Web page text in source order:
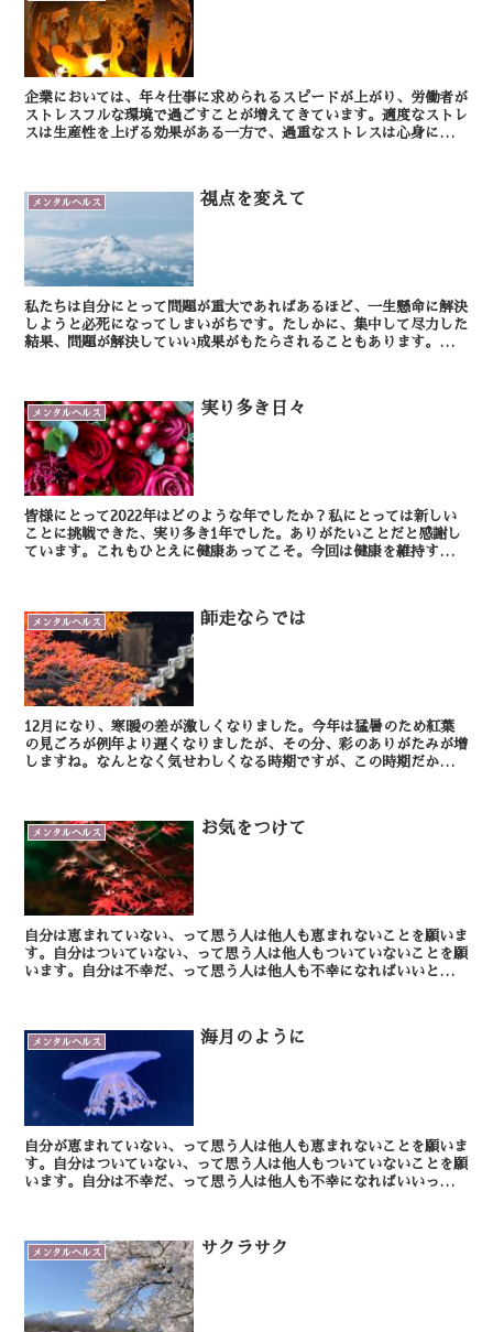
企業においては、年々仕事に求められるスピードが上がり、労働者が
ストレスフルな環境で過ごすことが増えてきています。適度なストレ
スは生産性を上げる効果がある一方で、過重なストレスは心身に悪い
メンタルヘルス 視点を変えて
私たちは自分にとって問題が重大であればあるほど、一生懸命に解決
しようと必死になってしまいがちです。たしかに、集中して尽力した
結果、問題が解決していい成果がもたらされることもあります。で
メンタルヘルス 実り多き日々
皆様にとって2022年はどのような年でしたか？私にとっては新しい
ことに挑戦できた、実り多き1年でした。ありがたいことだと感謝し
ています。これもひとえに健康あってこそ。今回は健康を維持する上
メンタルヘルス 師走ならでは
12月になり、寒暖の差が激しくなりました。今年は猛暑のため紅葉
の見ごろが例年より遅くなりましたが、その分、彩のありがたみが増
しますね。なんとなく気せわしくなる時期ですが、この時期だからこ
メンタルヘルス お気をつけて
自分は恵まれていない、って思う人は他人も恵まれないことを願いま
す。自分はついていない、って思う人は他人もついていないことを願
います。自分は不幸だ、って思う人は他人も不幸になればいいと願い
メンタルヘルス 海月のように
自分が恵まれていない、って思う人は他人も恵まれないことを願いま
す。自分はついていない、って思う人は他人もついていないことを願
います。自分は不幸だ、って思う人は他人も不幸になればいいって願
メンタルヘルス サクラサク